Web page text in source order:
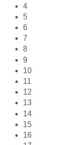
4
5
6
7
8
9
10
11
12
13
14
15
16